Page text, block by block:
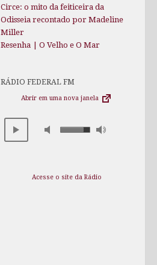
Circe: o mito da feiticeira da
Odisseia recontado por Madeline
Miller
Resenha | O Velho e O Mar
RÁDIO FEDERAL FM
Abrir em uma nova janela
Acesse o site da Rádio